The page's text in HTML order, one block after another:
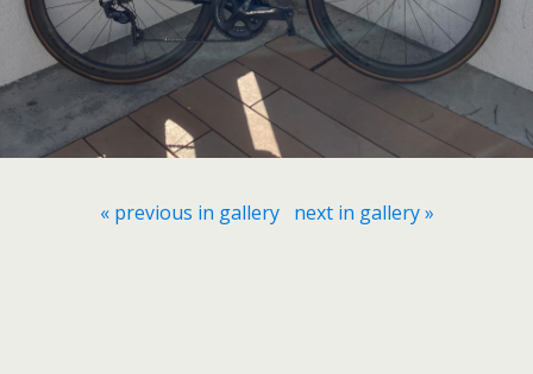
« previous in gallery next in gallery »